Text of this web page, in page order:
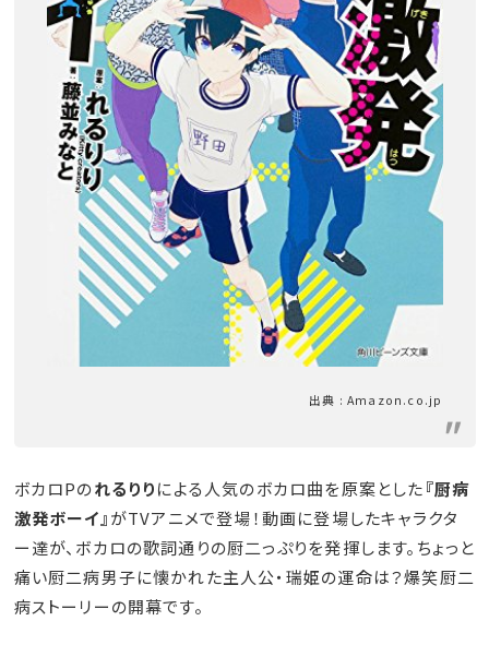
出典 : Amazon.co.jp
ボカロPのれるりりによる人気のボカロ曲を原案とした『厨病
激発ボーイ』がTVアニメで登場！動画に登場したキャラクタ
ー達が、ボカロの歌詞通りの厨二っぷりを発揮します。ちょっと
痛い厨二病男子に懐かれた主人公・瑞姫の運命は？爆笑厨二
病ストーリーの開幕です。